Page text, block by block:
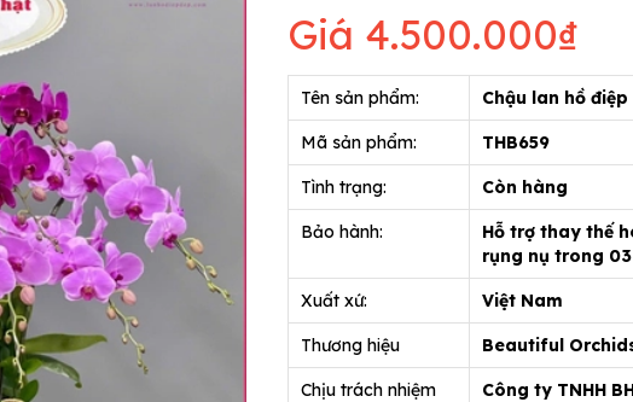
Giá 4.500.000₫
Tên sản phẩm: Chậu lan hồ điệp
Mã sản phẩm: THB659
Tình trạng: Còn hàng
Bảo hành:
Hỗ trợ thay thế
rụng nụ trong
Xuất xứ: Việt Nam
Thương hiệu Beautiful
Chịu trách nhiệm
Công ty TNHH